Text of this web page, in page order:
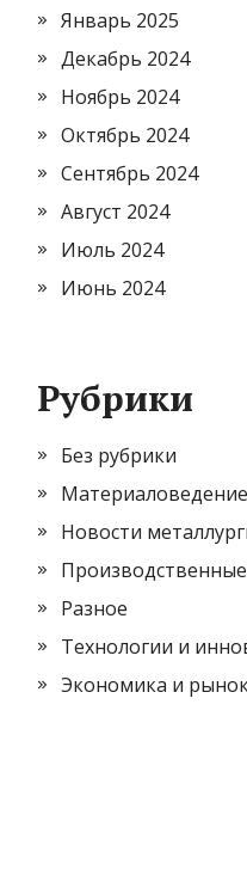
Январь 2025
Декабрь 2024
Ноябрь 2024
Октябрь 2024
Сентябрь 2024
Август 2024
Июль 2024
Июнь 2024
Рубрики
Без рубрики
Материаловедение
Новости
Разное
Технологии и
Экономика и